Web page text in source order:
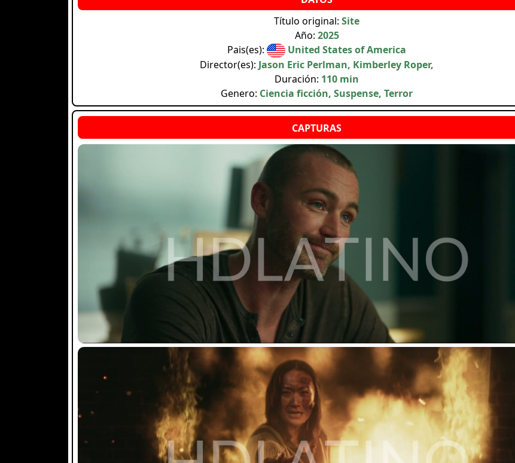
Título original: Site
Año: 2025
Pais(es):
United States of America
Director(es): Jason Eric Perlman, Kimberley Roper,
Duración: 110 min
Genero: Ciencia ficción, Suspense, Terror